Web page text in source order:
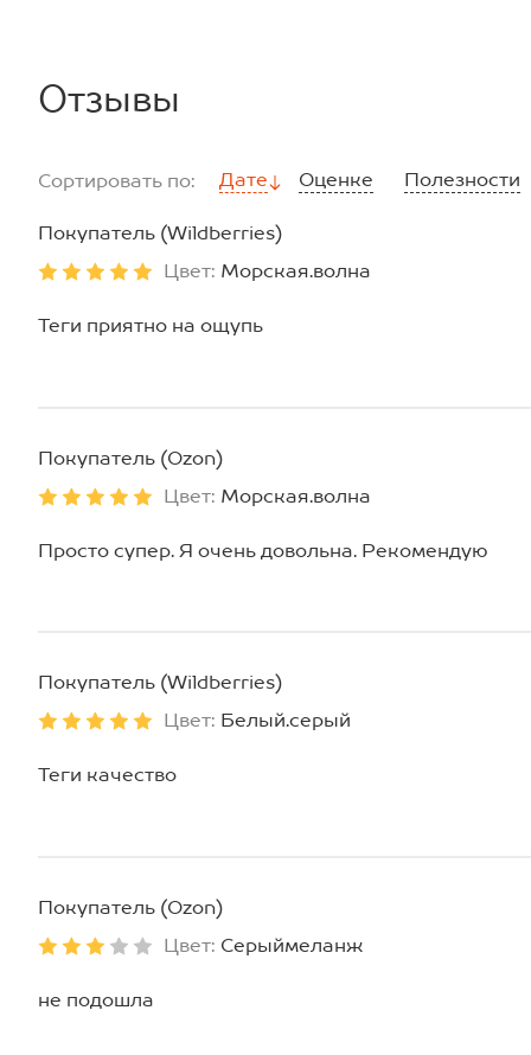
Отзывы
Сортировать по: Дате Оценке Полезности
Покупатель (Wildberries)
Цвет: Морская.волна
Теги приятно на ощупь
Покупатель (Ozon)
Цвет: Морская.волна
Просто супер. Я очень довольна. Рекомендую
Покупатель (Wildberries)
Цвет: Белый.серый
Теги качество
Покупатель (Ozon)
Цвет: Серыймеланж
не подошла